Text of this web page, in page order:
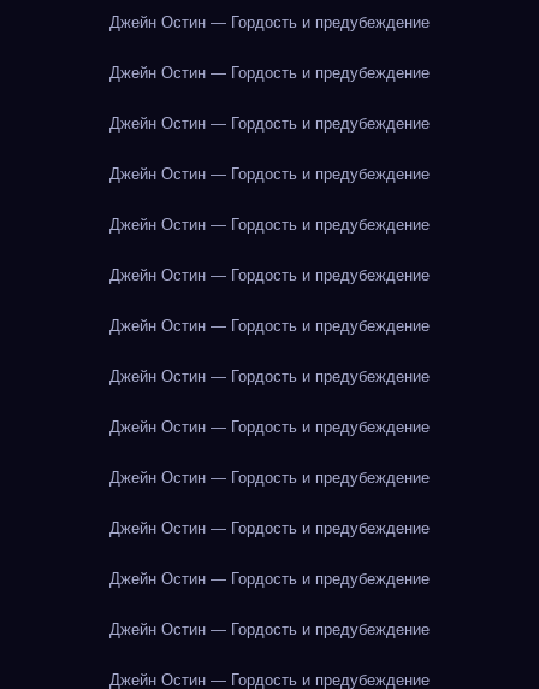
Джейн Остин — Гордость и предубеждение
Джейн Остин — Гордость и предубеждение
Джейн Остин — Гордость и предубеждение
Джейн Остин — Гордость и предубеждение
Джейн Остин — Гордость и предубеждение
Джейн Остин — Гордость и предубеждение
Джейн Остин — Гордость и предубеждение
Джейн Остин — Гордость и предубеждение
Джейн Остин — Гордость и предубеждение
Джейн Остин — Гордость и предубеждение
Джейн Остин — Гордость и предубеждение
Джейн Остин — Гордость и предубеждение
Джейн Остин — Гордость и предубеждение
Джейн Остин — Гордость и предубеждение